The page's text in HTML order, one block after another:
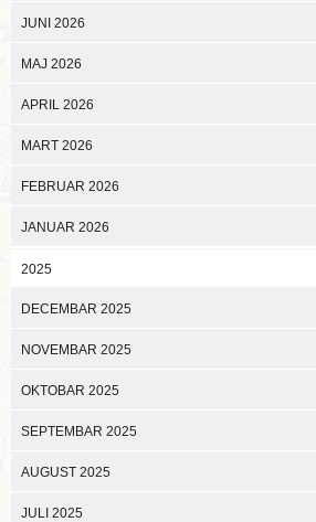
JUNI 2026
MAJ 2026
APRIL 2026
MART 2026
FEBRUAR 2026
JANUAR 2026
2025
DECEMBAR 2025
NOVEMBAR 2025
OKTOBAR 2025
SEPTEMBAR 2025
AUGUST 2025
JULI 2025